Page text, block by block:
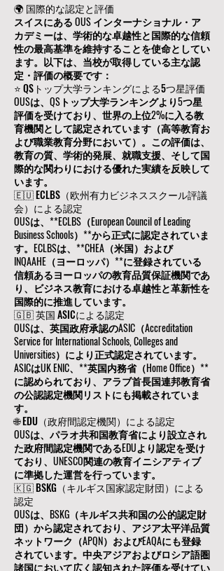
🌍 国際的な認定と評価
スイスにある OUS インターナショナル・ア
カデミーは、学術的な卓越性と国際的な信頼
性の最高基準を維持することを使命としてい
ます。以下は、当校が取得している主な認
定・評価の概要です：
⭐ QSトップ大学ランキングによる5つ星評価
OUSは、QSトップ大学ランキングより5つ星
評価を受けており、世界の上位2%に入る教
育機関として認定されています（高等教育お
よび職業教育分野において）。この評価は、
教育の質、学術的発展、就職支援、そして国
際的な関わりにおける優れた実績を反映して
います。
🇪🇺 ECLBS（欧州有力ビジネススクール評議
会）による認定
OUSは、**ECLBS（European Council of Leading
Business Schools）**から正式に認定されていま
す。ECLBSは、**CHEA（米国）および
INQAAHE（ヨーロッパ）**に登録されている
信頼あるヨーロッパの教育品質保証機関であ
り、ビジネス教育における卓越性と革新性を
国際的に推進しています。
🇬🇧 英国 ASICによる認定
OUSは、英国政府承認のASIC（Accreditation
Service for International Schools, Colleges and
Universities）により正式認定されています。
ASICはUK ENIC、**英国内務省（Home Office）**
に認められており、アラブ首長国連邦教育省
の公認認定機関リストにも掲載されていま
す。
🌐 EDU（政府間認定機関）による認定
OUSは、パラオ共和国教育省により設立され
た政府間認定機関であるEDUより認定を受け
ており、UNESCO関連の教育イニシアティブ
に準拠した運営を行っています。
🇰🇬 BSKG（キルギス国家認定財団）による
認定
OUSは、BSKG（キルギス共和国の公的認定財
団）から認定されており、アジア太平洋品質
ネットワーク（APQN）およびEAQAにも登録
されています。中央アジアおよびロシア語圏
諸国において広く認知された評価を受けてい